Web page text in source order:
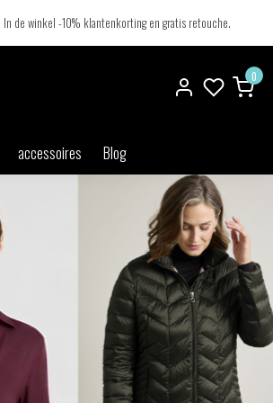
In de winkel -10% klantenkorting en gratis retouche.
0
accessoires Blog